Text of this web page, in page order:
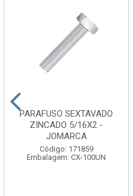
PARAFUSO SEXTAVADO
ZINCADO 5/16X2 -
JOMARCA
Código: 171859
Embalagem: CX-100UN